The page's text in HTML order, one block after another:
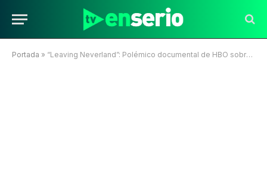
Portada » “Leaving Neverland”: Polémico documental de HBO sobre Michael Jackson ya tiene fecha de estreno